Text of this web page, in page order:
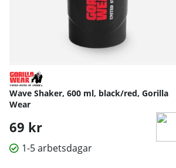
Wave Shaker, 600 ml, black/red, Gorilla
Wear
69 kr
1-5 arbetsdagar